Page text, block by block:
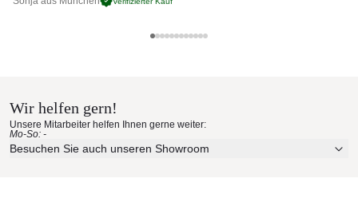
die Herstellung dieser hochwertigen Möbel erfolgt in
UV-, witterungs- und farbbeständig
Produktnummer:
SPL006
Wir helfen gern!
Unsere Mitarbeiter helfen Ihnen gerne weiter:
Mo-So: -
Besuchen Sie auch unseren Showroom